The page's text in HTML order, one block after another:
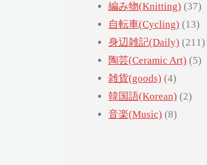
編み物(Knitting) (37)
自転車(Cycling) (13)
身辺雑記(Daily) (211)
陶芸(Ceramic Art) (5)
雑貨(goods) (4)
韓国語(Korean) (2)
音楽(Music) (8)